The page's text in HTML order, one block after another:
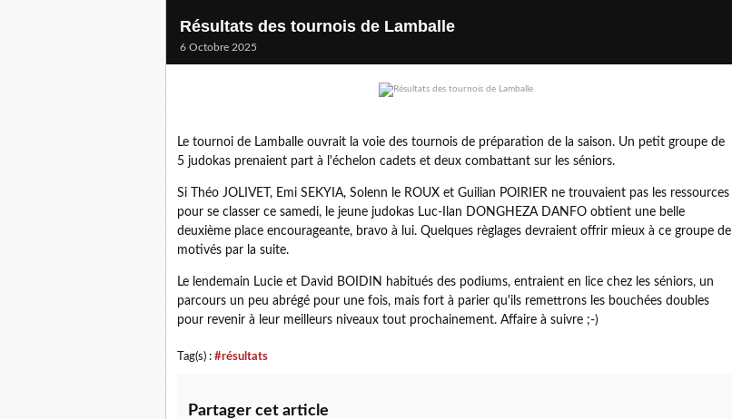
Résultats des tournois de Lamballe
6 Octobre 2025
Le tournoi de Lamballe ouvrait la voie des tournois de préparation de la saison. Un petit groupe de
5 judokas prenaient part à l'échelon cadets et deux combattant sur les séniors.
Si Théo JOLIVET, Emi SEKYIA, Solenn le ROUX et Guilian POIRIER ne trouvaient pas les ressources
pour se classer ce samedi, le jeune judokas Luc-Ilan DONGHEZA DANFO obtient une belle
deuxième place encourageante, bravo à lui. Quelques règlages devraient offrir mieux à ce groupe de
motivés par la suite.
Le lendemain Lucie et David BOIDIN habitués des podiums, entraient en lice chez les séniors, un
parcours un peu abrégé pour une fois, mais fort à parier qu'ils remettrons les bouchées doubles
pour revenir à leur meilleurs niveaux tout prochainement. Affaire à suivre ;-)
Tag(s) : #résultats
Partager cet article